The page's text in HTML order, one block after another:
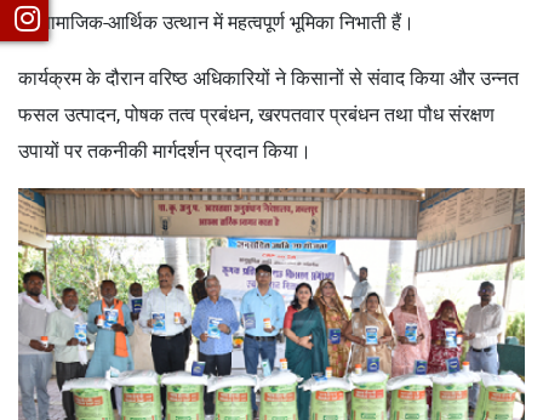
के सामाजिक-आर्थिक उत्थान में महत्वपूर्ण भूमिका निभाती हैं।
कार्यक्रम के दौरान वरिष्ठ अधिकारियों ने किसानों से संवाद किया और उन्नत
फसल उत्पादन, पोषक तत्व प्रबंधन, खरपतवार प्रबंधन तथा पौध संरक्षण
उपायों पर तकनीकी मार्गदर्शन प्रदान किया।